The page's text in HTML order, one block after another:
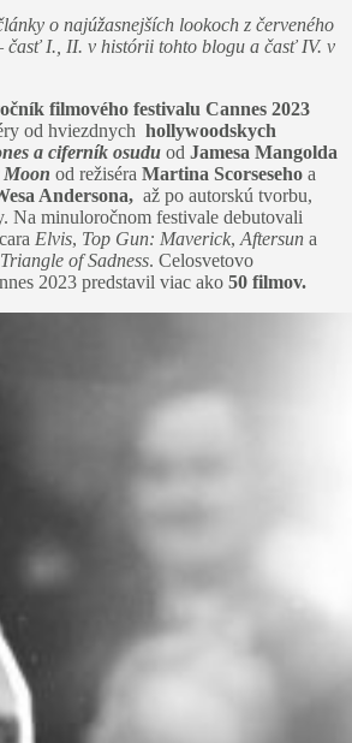
o najúžasnejších lookoch z červeného
časť I., II. v histórii tohto blogu a časť IV. v
filmového festivalu Cannes 2023
od hviezdnych hollywoodskych
a ciferník osudu od Jamesa Mangolda
od režiséra Martina Scorseseho a
Andersona, až po autorskú tvorbu,
Na minuloročnom festivale debutovali
Elvis, Top Gun: Maverick, Aftersun a
Triangle of Sadness. Celosvetovo
2023 predstavil viac ako 50 filmov.